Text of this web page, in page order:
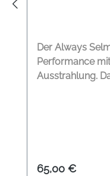
Der Always
Performance
Ausstrahlung.
Regulärer Preis:
65,00 €